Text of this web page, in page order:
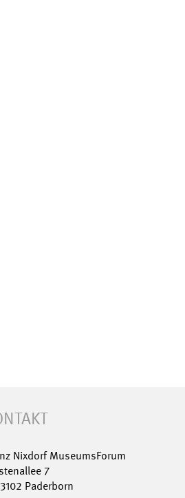
Nixdorf MuseumsForum
7
Paderborn